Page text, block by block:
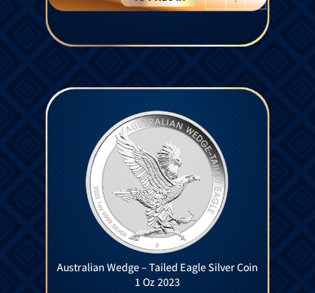
Australian Wedge – Tailed Eagle Silver Coin
1 Oz 2023